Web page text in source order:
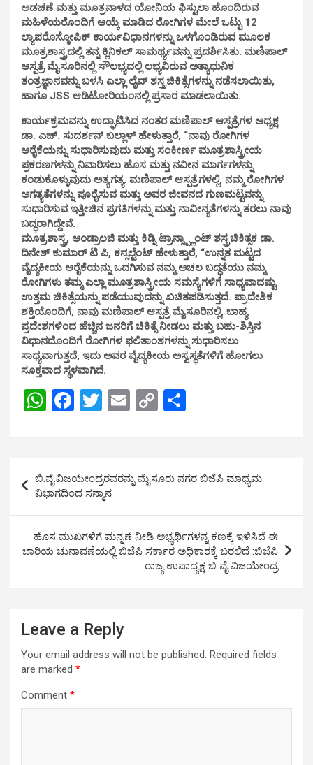
ಅಡಚಣೆ ಮತ್ತು ಮೂತ್ರನಾಳದ ಯೋನಿಯ ಫಿಸ್ಟುಲಾ ಹೊಂದಿರುವ
ಮಹಿಳೆಯರೊಂದಿಗೆ ಆಯ್ಕೆ ಮಾಡಿದ ರೋಗಿಗಳ ಮೇಲೆ ಒಟ್ಟು 12
ಲ್ಯಾಪರೊಸ್ಕೋಪಿಕ್ ಕಾರ್ಯವಿಧಾನಗಳನ್ನು ಒಳಗೊಂಡಿರುವ ಮೂಲಕ
ಮೂತ್ರಶಾಸ್ತ್ರದಲ್ಲಿ ತನ್ನ ಕ್ಲಿನಿಕಲ್ ಸಾಮರ್ಥ್ಯವನ್ನು ಪ್ರದರ್ಶಿಸಿತು. ಮಣಿಪಾಲ್
ಆಸ್ಪತ್ರೆ ಮೈಸೂರಿನಲ್ಲಿ ಸೌಲಭ್ಯದಲ್ಲಿ ಲಭ್ಯವಿರುವ ಅತ್ಯಾಧುನಿಕ
ತಂತ್ರಜ್ಞಾನವನ್ನು ಬಳಸಿ ಎಲ್ಲಾ ಲೈವ್ ಶಸ್ತ್ರಚಿಕಿತ್ಸೆಗಳನ್ನು ನಡೆಸಲಾಯಿತು,
ಹಾಗೂ JSS ಆಡಿಟೋರಿಯಂನಲ್ಲಿ ಪ್ರಸಾರ ಮಾಡಲಾಯಿತು.
ಕಾರ್ಯಕ್ರಮವನ್ನು ಉದ್ಘಾಟಿಸಿದ ನಂತರ ಮಣಿಪಾಲ್ ಆಸ್ಪತ್ರೆಗಳ ಅಧ್ಯಕ್ಷ
ಡಾ. ಎಚ್. ಸುದರ್ಶನ್ ಬಲ್ಲಾಳ್ ಹೇಳುತ್ತಾರೆ, “ನಾವು ರೋಗಿಗಳ
ಆರೈಕೆಯನ್ನು ಸುಧಾರಿಸುವುದು ಮತ್ತು ಸಂಕೀರ್ಣ ಮೂತ್ರಶಾಸ್ತ್ರೀಯ
ಪ್ರಕರಣಗಳನ್ನು ನಿವಾರಿಸಲು ಹೊಸ ಮತ್ತು ನವೀನ ಮಾರ್ಗಗಳನ್ನು
ಕಂಡುಕೊಳ್ಳುವುದು ಅತ್ಯಗತ್ಯ. ಮಣಿಪಾಲ್ ಆಸ್ಪತ್ರೆಗಳಲ್ಲಿ, ನಮ್ಮ ರೋಗಿಗಳ
ಅಗತ್ಯತೆಗಳನ್ನು ಪೂರೈಸುವ ಮತ್ತು ಅವರ ಜೀವನದ ಗುಣಮಟ್ಟವನ್ನು
ಸುಧಾರಿಸುವ ಇತ್ತೀಚಿನ ಪ್ರಗತಿಗಳನ್ನು ಮತ್ತು ನಾವೀನ್ಯತೆಗಳನ್ನು ತರಲು ನಾವು
ಬದ್ಧರಾಗಿದ್ದೇವೆ.
ಮೂತ್ರಶಾಸ್ತ್ರ, ಆಂಡ್ರಾಲಜಿ ಮತ್ತು ಕಿಡ್ನಿ ಟ್ರಾನ್ಸ್ಪ್ಲಾಂಟ್ ಶಸ್ತ್ರಚಿಕಿತ್ಸಕ ಡಾ.
ದಿನೇಶ್ ಕುಮಾರ್ ಟಿ ಪಿ, ಕನ್ಸಲ್ಟೆಂಟ್ ಹೇಳುತ್ತಾರೆ, “ಉನ್ನತ ಮಟ್ಟದ
ವೈದ್ಯಕೀಯ ಆರೈಕೆಯನ್ನು ಒದಗಿಸುವ ನಮ್ಮ ಅಚಲ ಬದ್ಧತೆಯು ನಮ್ಮ
ರೋಗಿಗಳು ತಮ್ಮ ಎಲ್ಲಾ ಮೂತ್ರಶಾಸ್ತ್ರೀಯ ಸಮಸ್ಯೆಗಳಿಗೆ ಸಾಧ್ಯವಾದಷ್ಟು
ಉತ್ತಮ ಚಿಕಿತ್ಸೆಯನ್ನು ಪಡೆಯುವುದನ್ನು ಖಚಿತಪಡಿಸುತ್ತದೆ. ಪ್ರಾದೇಶಿಕ
ಶಕ್ತಿಯೊಂದಿಗೆ, ನಾವು ಮಣಿಪಾಲ್ ಆಸ್ಪತ್ರೆ ಮೈಸೂರಿನಲ್ಲಿ, ಬಾಹ್ಯ
ಪ್ರದೇಶಗಳಿಂದ ಹೆಚ್ಚಿನ ಜನರಿಗೆ ಚಿಕಿತ್ಸೆ ನೀಡಲು ಮತ್ತು ಬಹು-ಶಿಸ್ತಿನ
ವಿಧಾನದೊಂದಿಗೆ ರೋಗಿಗಳ ಫಲಿತಾಂಶಗಳನ್ನು ಸುಧಾರಿಸಲು
ಸಾಧ್ಯವಾಗುತ್ತದೆ, ಇದು ಅವರ ವೈದ್ಯಕೀಯ ಅಸ್ವಸ್ಥತೆಗಳಿಗೆ ಹೋಗಲು
ಸೂಕ್ತವಾದ ಸ್ಥಳವಾಗಿದೆ.
W
at
s
A
p
p
F
ce
b
o
o
k
T
tt
er
E
ail
C
py
Li
n
k
ar
e
navigation
ಬಿ.ವೈ.ವಿಜಯೇಂದ್ರರವರನ್ನು ಮೈಸೂರು ನಗರ ಬಿಜೆಪಿ ಮಾಧ್ಯಮ
ವಿಭಾಗದಿಂದ ಸನ್ಮಾನ
ಹೊಸ ಮುಖಗಳಿಗೆ ಮನ್ನಣೆ ನೀಡಿ ಅಭ್ಯರ್ಥಿಗಳನ್ನ ಕಣಕ್ಕೆ ಇಳಿಸಿದೆ ಈ
ಬಾರಿಯ ಚುನಾವಣೆಯಲ್ಲಿ ಬಿಜೆಪಿ ಸರ್ಕಾರ ಅಧಿಕಾರಕ್ಕೆ ಬರಲಿದೆ :ಬಿಜೆಪಿ
ರಾಜ್ಯ ಉಪಾಧ್ಯಕ್ಷ ಬಿ ವೈ ವಿಜಯೇಂದ್ರ
Leave a Reply
Your email address will not be published. Required fields
are marked *
Comment *